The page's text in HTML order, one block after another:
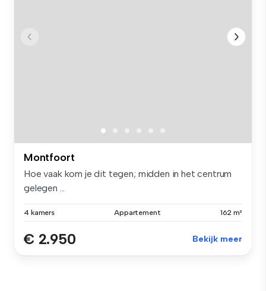
Montfoort
Hoe vaak kom je dit tegen; midden in het centrum
gelegen ...
4 kamers Appartement 162 m²
€ 2.950 Bekijk meer